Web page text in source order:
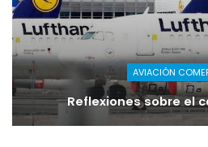
AVIACIÓN
Reflexiones sobre el